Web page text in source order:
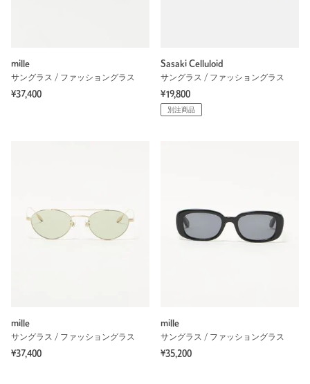
mille
サングラス / ファッショングラス
¥37,400
Sasaki Celluloid
サングラス / ファッショングラス
¥19,800
別注商品
mille
サングラス / ファッショングラス
¥37,400
mille
サングラス / ファッショングラス
¥35,200